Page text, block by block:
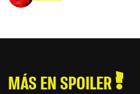
MÁS EN SPOILER